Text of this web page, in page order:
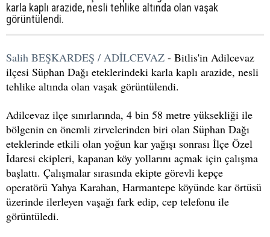
karla kaplı arazide, nesli tehlike altında olan vaşak
görüntülendi.
Salih BEŞKARDEŞ / ADİLCEVAZ - Bitlis'in Adilcevaz
ilçesi Süphan Dağı eteklerindeki karla kaplı arazide, nesli
tehlike altında olan vaşak görüntülendi.
Adilcevaz ilçe sınırlarında, 4 bin 58 metre yüksekliği ile
bölgenin en önemli zirvelerinden biri olan Süphan Dağı
eteklerinde etkili olan yoğun kar yağışı sonrası İlçe Özel
İdaresi ekipleri, kapanan köy yollarını açmak için çalışma
başlattı. Çalışmalar sırasında ekipte görevli kepçe
operatörü Yahya Karahan, Harmantepe köyünde kar örtüsü
üzerinde ilerleyen vaşağı fark edip, cep telefonu ile
görüntüledi.